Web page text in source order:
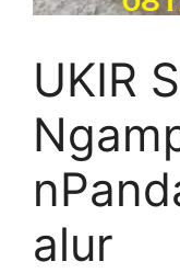
UKIR
alur